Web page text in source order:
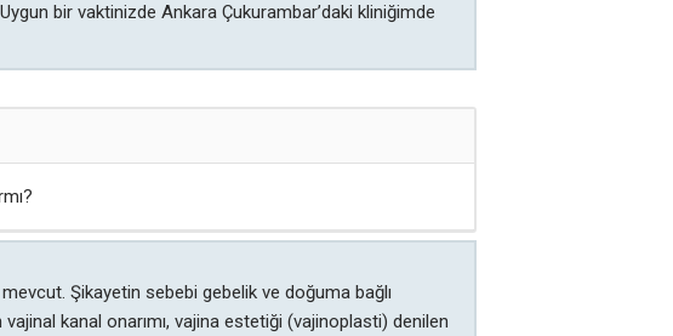
bir vaktinizde Ankara Çukurambar’daki kliniğimde
Şikayetin sebebi gebelik ve doğuma bağlı
kanal onarımı, vajina estetiği (vajinoplasti) denilen